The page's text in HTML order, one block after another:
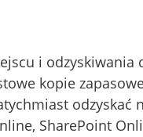
i odzyskiwania
kopie
odzyskać
SharePoint